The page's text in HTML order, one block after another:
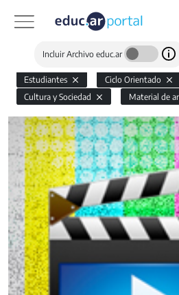
Incluir Archivo educ.ar
Estudiantes
Ciclo Orientado
Cultura y Sociedad
Material de